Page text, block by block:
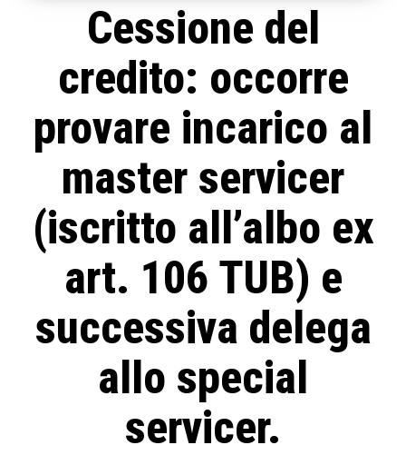
Cessione del
credito: occorre
provare incarico al
master servicer
(iscritto all’albo ex
art. 106 TUB) e
successiva delega
allo special
servicer.